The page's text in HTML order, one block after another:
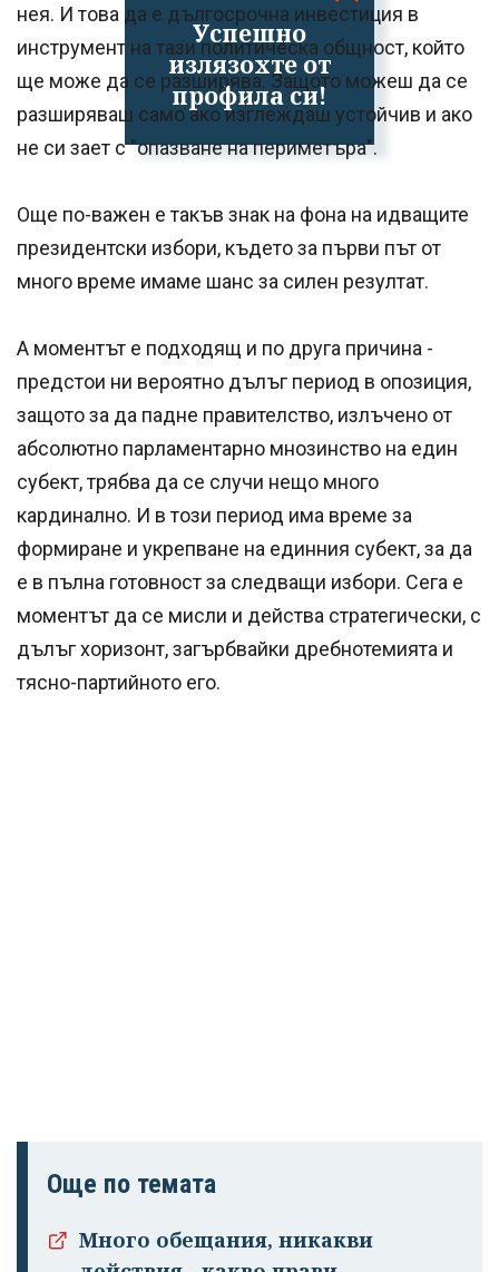
Успешно
излязохте от
профила си!
нея. И това да е дългосрочна инвестиция в
инструмент на тази политическа общност, който
ще може да се разширява. Защото можеш да се
разширяваш само ако изглеждаш устойчив и ако
не си зает с "опазване на периметъра".
Още по-важен е такъв знак на фона на идващите
президентски избори, където за първи път от
много време имаме шанс за силен резултат.
А моментът е подходящ и по друга причина -
предстои ни вероятно дълъг период в опозиция,
защото за да падне правителство, излъчено от
абсолютно парламентарно мнозинство на един
субект, трябва да се случи нещо много
кардинално. И в този период има време за
формиране и укрепване на единния субект, за да
е в пълна готовност за следващи избори. Сега е
моментът да се мисли и действа стратегически, с
дълъг хоризонт, загърбвайки дребнотемията и
тясно-партийното его.
Още по темата
Много обещания, никакви